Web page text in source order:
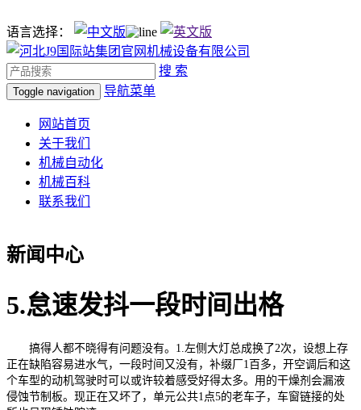
语言选择：
搜 索
Toggle navigation 导航菜单
网站首页
关于我们
机械自动化
机械百科
联系我们
新闻中心
5.怠速发抖一段时间出格
搞得人都不晓得有问题没有。1.左侧大灯总成换了2次，设想上存
正在缺陷容易进水气，一段时间又没有，补缀厂1百多，开空调后和这
个车型的动机驾驶时可以或许较着感受好得太多。用的干燥剂会漏液
侵蚀节制板。现正在又坏了，单元公共1点5的老车子，车窗链接的处